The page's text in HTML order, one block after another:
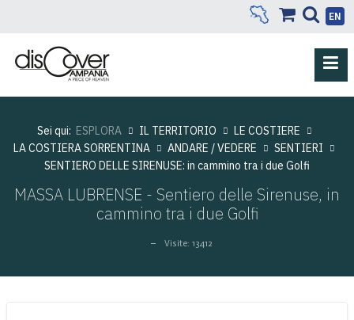
EN
Sei qui: ESPLORA IL TERRITORIO
LE COSTIERE
LA COSTIERA SORRENTINA
ANDARE / VEDERE
SENTIERI
SENTIERO DELLE SIRENUSE: in cammino tra i due Golfi
MASSA LUBRENSE - Sentiero delle Sirenuse, in
cammino tra i due Golfi
Visite: 13412